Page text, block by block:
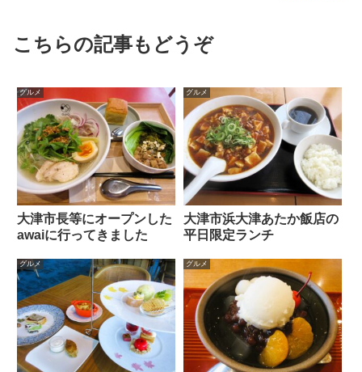
こちらの記事もどうぞ
グルメ
大津市長等にオープンした
awaiに行ってきました
グルメ
大津市浜大津あたか飯店の
平日限定ランチ
グルメ グルメ